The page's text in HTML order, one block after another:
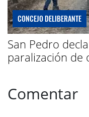
CONCEJO DELIBERANTE
San Pedro
paralización de
Comentar